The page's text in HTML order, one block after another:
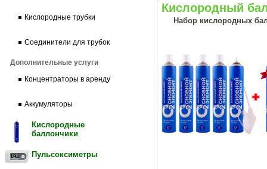
Кислородные трубки
Соединители для трубок
Дополнительные услуги
Концентраторы в аренду
Аккумуляторы
Кислородные
баллончики
Пульсоксиметры
Кислородный
Набор кислородных